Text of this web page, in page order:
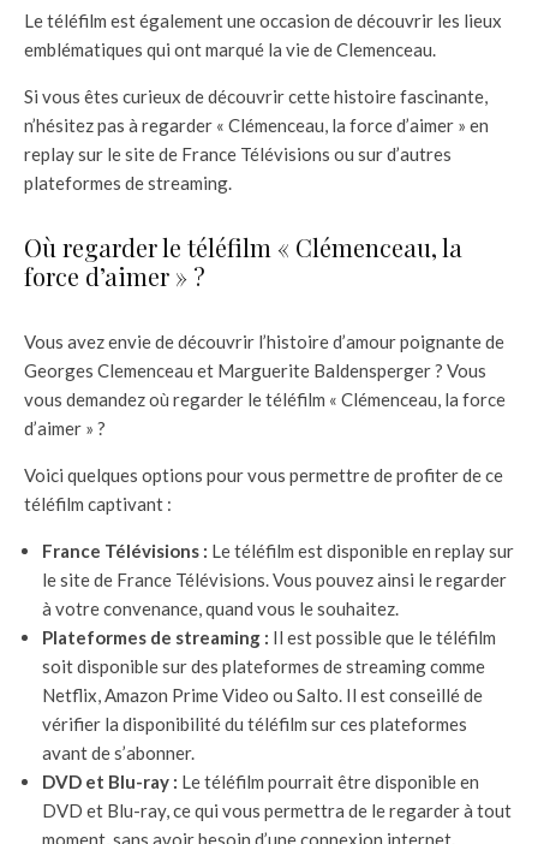
Le téléfilm est également une occasion de découvrir les lieux
emblématiques qui ont marqué la vie de Clemenceau.
Si vous êtes curieux de découvrir cette histoire fascinante,
n’hésitez pas à regarder « Clémenceau, la force d’aimer » en
replay sur le site de France Télévisions ou sur d’autres
plateformes de streaming.
Où regarder le téléfilm « Clémenceau, la
force d’aimer » ?
Vous avez envie de découvrir l’histoire d’amour poignante de
Georges Clemenceau et Marguerite Baldensperger ? Vous
vous demandez où regarder le téléfilm « Clémenceau, la force
d’aimer » ?
Voici quelques options pour vous permettre de profiter de ce
téléfilm captivant :
France Télévisions : Le téléfilm est disponible en replay sur
le site de France Télévisions. Vous pouvez ainsi le regarder
à votre convenance, quand vous le souhaitez.
Plateformes de streaming : Il est possible que le téléfilm
soit disponible sur des plateformes de streaming comme
Netflix, Amazon Prime Video ou Salto. Il est conseillé de
vérifier la disponibilité du téléfilm sur ces plateformes
avant de s’abonner.
DVD et Blu-ray : Le téléfilm pourrait être disponible en
DVD et Blu-ray, ce qui vous permettra de le regarder à tout
moment, sans avoir besoin d’une connexion internet.